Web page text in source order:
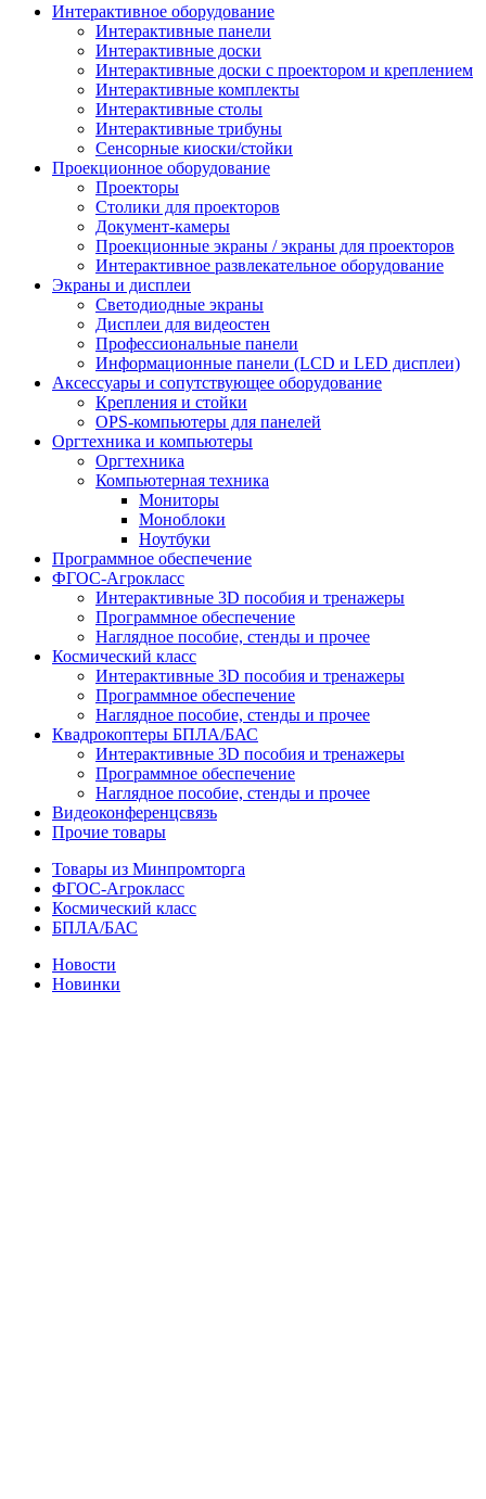
Интерактивное оборудование
Интерактивные панели
Интерактивные доски
Интерактивные доски с проектором и креплением
Интерактивные комплекты
Интерактивные столы
Интерактивные трибуны
Сенсорные киоски/стойки
Проекционное оборудование
Проекторы
Столики для проекторов
Документ-камеры
Проекционные экраны / экраны для проекторов
Интерактивное развлекательное оборудование
Экраны и дисплеи
Светодиодные экраны
Дисплеи для видеостен
Профессиональные панели
Информационные панели (LCD и LED дисплеи)
Аксессуары и сопутствующее оборудование
Крепления и стойки
OPS-компьютеры для панелей
Оргтехника и компьютеры
Оргтехника
Компьютерная техника
Мониторы
Моноблоки
Ноутбуки
Программное обеспечение
ФГОС-Агрокласс
Интерактивные 3D пособия и тренажеры
Программное обеспечение
Наглядное пособие, стенды и прочее
Космический класс
Интерактивные 3D пособия и тренажеры
Программное обеспечение
Наглядное пособие, стенды и прочее
Квадрокоптеры БПЛА/БАС
Интерактивные 3D пособия и тренажеры
Программное обеспечение
Наглядное пособие, стенды и прочее
Видеоконференцсвязь
Прочие товары
Товары из Минпромторга
ФГОС-Агрокласс
Космический класс
БПЛА/БАС
Новости
Новинки